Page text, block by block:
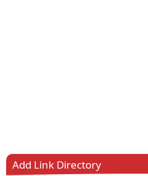
Add Link Directory